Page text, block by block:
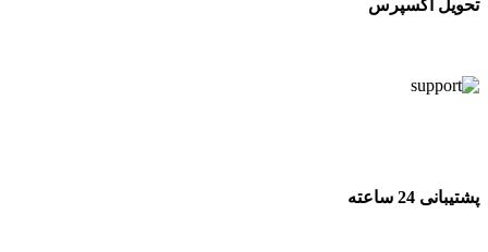
تحویل اکسپرس
پشتیبانی 24 ساعته